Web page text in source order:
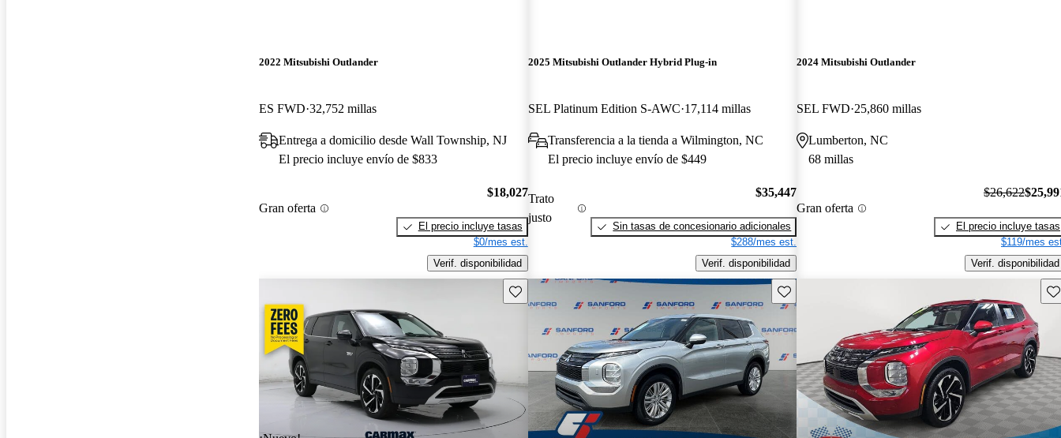
2022 Mitsubishi Outlander
ES FWD 32,752 millas
Entrega a domicilio desde Wall Township, NJ
El precio incluye envío de $833
Gran oferta
$18,027
El precio incluye tasas
$0/mes est.
Verif. disponibilidad
2025 Mitsubishi Outlander Hybrid Plug-in
SEL Platinum Edition S-AWC 17,114 millas
Transferencia a la tienda a Wilmington, NC
El precio incluye envío de $449
Trato
justo
$35,447
Sin tasas de concesionario adicionales
$288/mes est.
Verif. disponibilidad
2024 Mitsubishi Outlander
SEL FWD 25,860 millas
Lumberton, NC
68 millas
Gran oferta
$26,622
El precio incluye tasas
$119/mes
Verif. disponibilidad
Guarda este Aviso Guarda este Aviso